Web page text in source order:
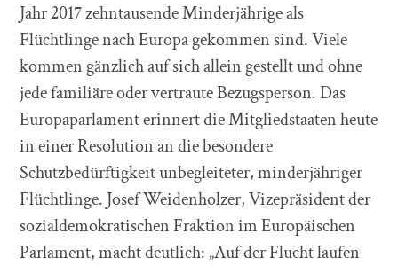
Jahr 2017 zehntausende Minderjährige als
Flüchtlinge nach Europa gekommen sind. Viele
kommen gänzlich auf sich allein gestellt und ohne
jede familiäre oder vertraute Bezugsperson. Das
Europaparlament erinnert die Mitgliedstaaten heute
in einer Resolution an die besondere
Schutzbedürftigkeit unbegleiteter, minderjähriger
Flüchtlinge. Josef Weidenholzer, Vizepräsident der
sozialdemokratischen Fraktion im Europäischen
Parlament, macht deutlich: „Auf der Flucht laufen